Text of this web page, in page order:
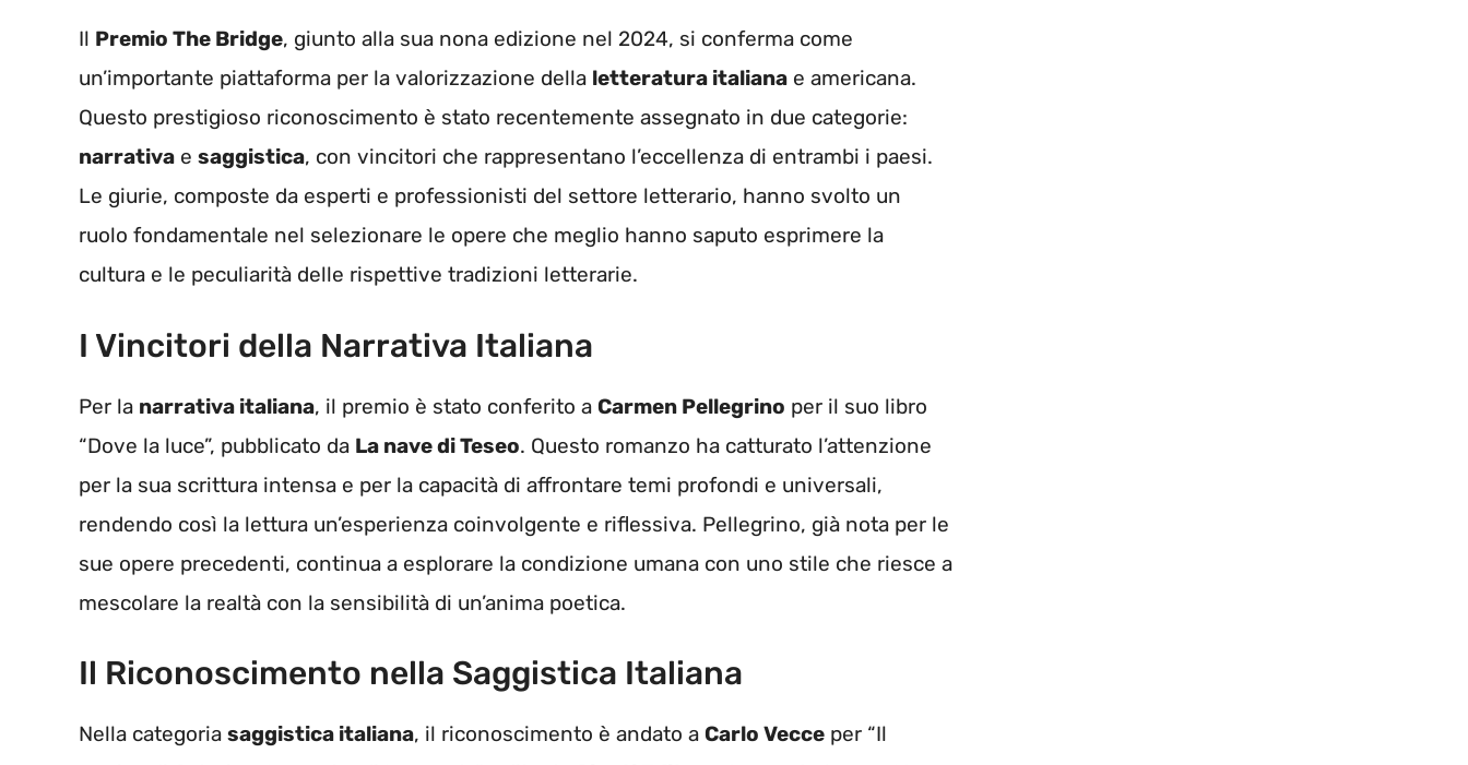
Il Premio The Bridge, giunto alla sua nona edizione nel 2024, si conferma come
un’importante piattaforma per la valorizzazione della letteratura italiana e americana.
Questo prestigioso riconoscimento è stato recentemente assegnato in due categorie:
narrativa e saggistica, con vincitori che rappresentano l’eccellenza di entrambi i paesi.
Le giurie, composte da esperti e professionisti del settore letterario, hanno svolto un
ruolo fondamentale nel selezionare le opere che meglio hanno saputo esprimere la
cultura e le peculiarità delle rispettive tradizioni letterarie.
I Vincitori della Narrativa Italiana
Per la narrativa italiana, il premio è stato conferito a Carmen Pellegrino per il suo libro
“Dove la luce”, pubblicato da La nave di Teseo. Questo romanzo ha catturato l’attenzione
per la sua scrittura intensa e per la capacità di affrontare temi profondi e universali,
rendendo così la lettura un’esperienza coinvolgente e riflessiva. Pellegrino, già nota per le
sue opere precedenti, continua a esplorare la condizione umana con uno stile che riesce a
mescolare la realtà con la sensibilità di un’anima poetica.
Il Riconoscimento nella Saggistica Italiana
Nella categoria saggistica italiana, il riconoscimento è andato a Carlo Vecce per “Il